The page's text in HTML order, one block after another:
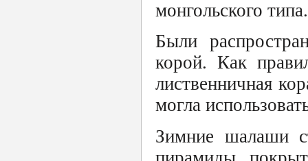
монгольского типа.
Были
корой. Как
лиственничная
могла
Зимние шалаши